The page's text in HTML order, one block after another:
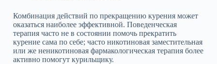
Комбинация действий по прекращению курения может
оказаться наиболее эффективной. Поведенческая
терапия часто не в состоянии помочь прекратить
курение сама по себе; часто никотиновая заместительная
или же неникотиновая фармакологическая терапия более
активно помогут курильщику.